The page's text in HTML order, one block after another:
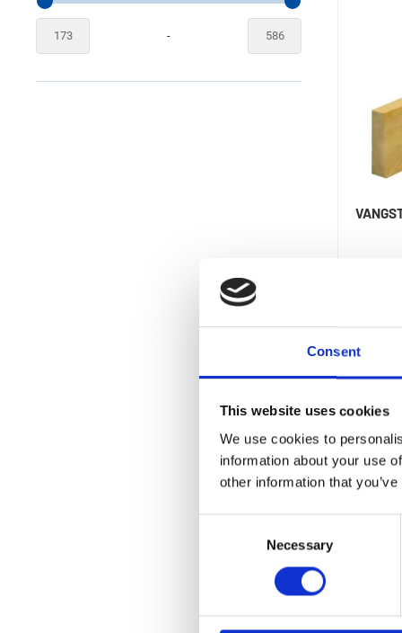
Consent
This website uses cookies
We use cookies to
information about your use
other information that
Necessary
-